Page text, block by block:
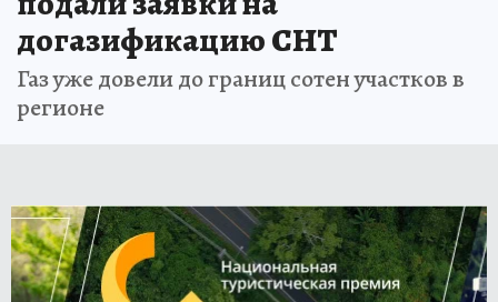
догазификацию СНТ
Газ уже довели до границ сотен участков в
регионе